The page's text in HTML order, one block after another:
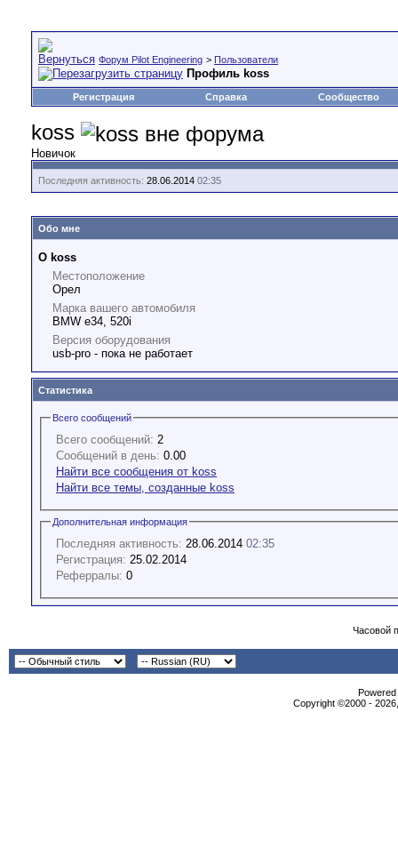
Форум Pilot Engineering > Пользователи
Профиль koss
Регистрация Справка Сообщество
koss
Новичок
Последняя активность: 28.06.2014 02:35
Обо мне
О koss
Местоположение
Орел
Марка вашего автомобиля
BMW e34, 520i
Версия оборудования
usb-pro - пока не работает
Статистика
Всего сообщений
Всего сообщений: 2
Сообщений в день: 0.00
Найти все сообщения от koss
Найти все темы, созданные koss
Дополнительная информация
Последняя активность: 28.06.2014 02:35
Регистрация: 25.02.2014
Реферралы: 0
Часовой
Copyright ©2000 -